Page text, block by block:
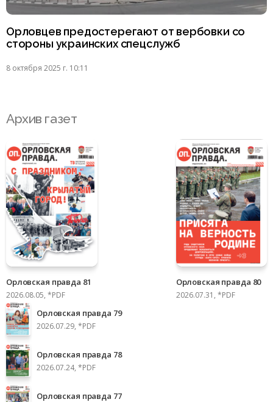
Орловцев предостерегают от вербовки со
стороны украинских спецслужб
8 октября 2025 г. 10:11
Архив газет
Орловская правда 81
2026.08.05, *PDF
Орловская правда 80
2026.07.31, *PDF
Орловская правда 79
2026.07.29, *PDF
Орловская правда 78
2026.07.24, *PDF
Орловская правда 77